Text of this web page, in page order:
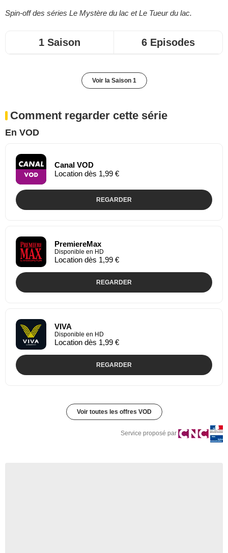
Spin-off des séries Le Mystère du lac et Le Tueur du lac.
1 Saison 6 Episodes
Voir la Saison 1
Comment regarder cette série
En VOD
Canal VOD
Location dès 1,99 €
REGARDER
PremiereMax
Disponible en HD
Location dès 1,99 €
REGARDER
VIVA
Disponible en HD
Location dès 1,99 €
REGARDER
Voir toutes les offres VOD
Service proposé par